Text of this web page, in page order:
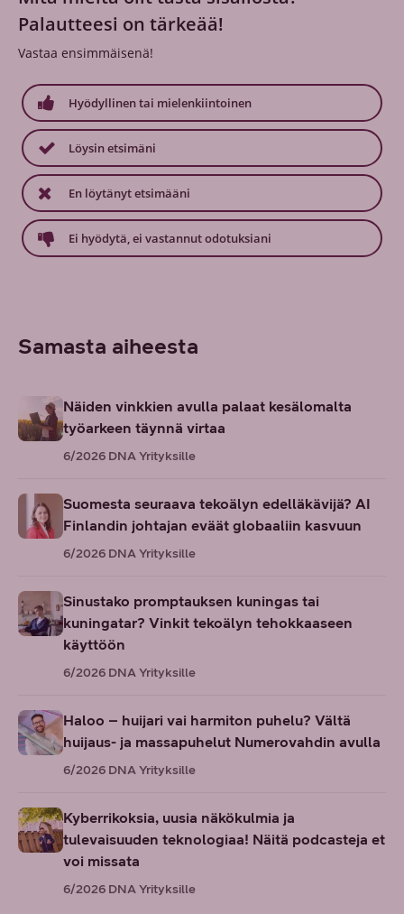
Palautteesi on tärkeää!
Vastaa ensimmäisenä!
Hyödyllinen tai mielenkiintoinen
Löysin etsimäni
En löytänyt etsimääni
Ei hyödytä, ei vastannut odotuksiani
Samasta aiheesta
Näiden vinkkien avulla palaat kesälomalta
työarkeen täynnä virtaa
6/2026 DNA Yrityksille
Suomesta seuraava tekoälyn edelläkävijä? AI
Finlandin johtajan eväät globaaliin kasvuun
6/2026 DNA Yrityksille
Sinustako promptauksen kuningas tai
kuningatar? Vinkit tekoälyn tehokkaaseen
käyttöön
6/2026 DNA Yrityksille
Haloo – huijari vai harmiton puhelu? Vältä
huijaus- ja massapuhelut Numerovahdin avulla
6/2026 DNA Yrityksille
Kyberrikoksia, uusia näkökulmia ja
tulevaisuuden teknologiaa! Näitä podcasteja et
voi missata
6/2026 DNA Yrityksille